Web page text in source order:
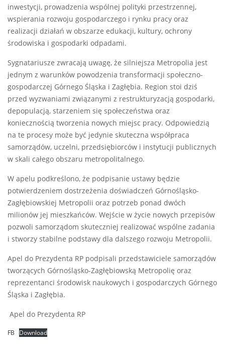
inwestycji, prowadzenia wspólnej polityki przestrzennej,
wspierania rozwoju gospodarczego i rynku pracy oraz
realizacji działań w obszarze edukacji, kultury, ochrony
środowiska i gospodarki odpadami.
Sygnatariusze zwracają uwagę, że silniejsza Metropolia jest
jednym z warunków powodzenia transformacji społeczno-
gospodarczej Górnego Śląska i Zagłębia. Region stoi dziś
przed wyzwaniami związanymi z restrukturyzacją gospodarki,
depopulacją, starzeniem się społeczeństwa oraz
koniecznością tworzenia nowych miejsc pracy. Odpowiedzią
na te procesy może być jedynie skuteczna współpraca
samorządów, uczelni, przedsiębiorców i instytucji publicznych
w skali całego obszaru metropolitalnego.
W apelu podkreślono, że podpisanie ustawy będzie
potwierdzeniem dostrzeżenia doświadczeń Górnośląsko-
Zagłębiowskiej Metropolii oraz potrzeb ponad dwóch
milionów jej mieszkańców. Wejście w życie nowych przepisów
pozwoli samorządom skuteczniej realizować wspólne zadania
i stworzy stabilne podstawy dla dalszego rozwoju Metropolii.
Apel do Prezydenta RP podpisali przedstawiciele samorządów
tworzących Górnośląsko-Zagłębiowską Metropolię oraz
reprezentanci środowisk naukowych i gospodarczych Górnego
Śląska i Zagłębia.
Apel do Prezydenta RP
FB Download